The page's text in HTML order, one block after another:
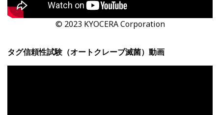
© 2023 KYOCERA Corporation
タグ信頼性試験（オートクレーブ滅菌）動画